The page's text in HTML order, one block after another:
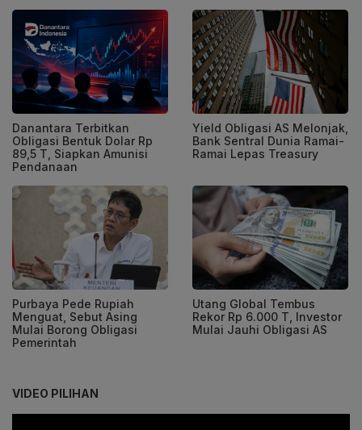
Danantara Terbitkan
Obligasi Bentuk Dolar Rp
89,5 T, Siapkan Amunisi
Pendanaan
Yield Obligasi AS Melonjak,
Bank Sentral Dunia Ramai-
Ramai Lepas Treasury
Purbaya Pede Rupiah
Menguat, Sebut Asing
Mulai Borong Obligasi
Pemerintah
Utang Global Tembus
Rekor Rp 6.000 T, Investor
Mulai Jauhi Obligasi AS
VIDEO PILIHAN